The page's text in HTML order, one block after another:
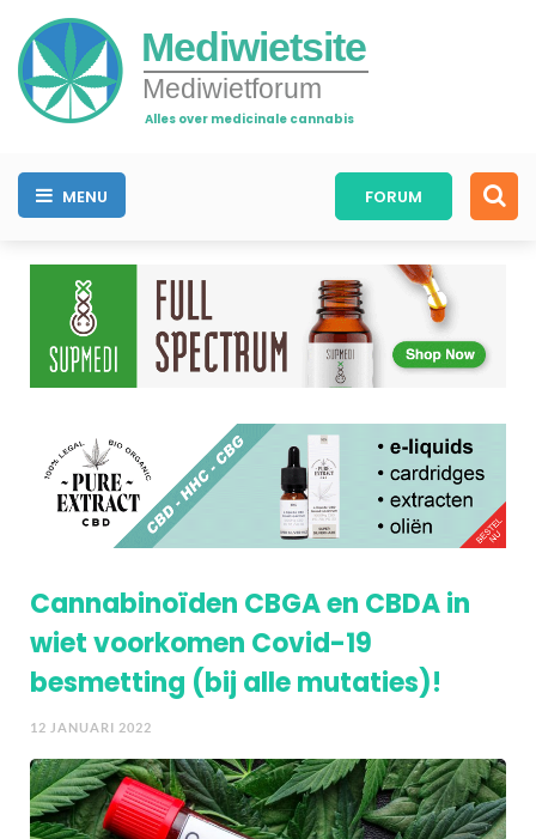
Mediwietsite
Mediwietforum
Alles over medicinale cannabis
MENU FORUM
Cannabinoïden CBGA en CBDA in
wiet voorkomen Covid-19
besmetting (bij alle mutaties)!
12 JANUARI 2022